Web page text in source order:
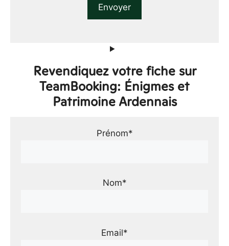
Revendiquez votre fiche sur
TeamBooking: Énigmes et
Patrimoine Ardennais
Prénom*
Nom*
Email*